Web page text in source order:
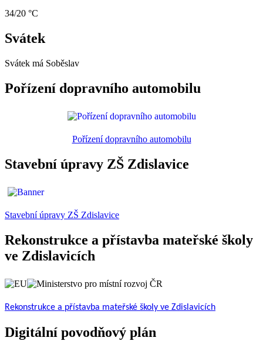
34/20 °C
Svátek
Svátek má Soběslav
Pořízení dopravního automobilu
Pořízení dopravního automobilu
Stavební úpravy ZŠ Zdislavice
Stavební úpravy ZŠ Zdislavice
Rekonstrukce a přístavba mateřské školy
ve Zdislavicích
Rekonstrukce a přístavba mateřské školy ve Zdislavicích
Digitální povodňový plán